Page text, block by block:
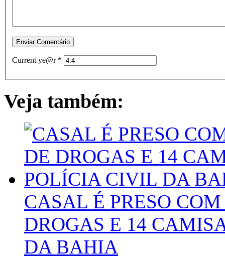
Current ye@r *
Veja também:
CASAL É PRESO
DROGAS E 14
DA BAHIA